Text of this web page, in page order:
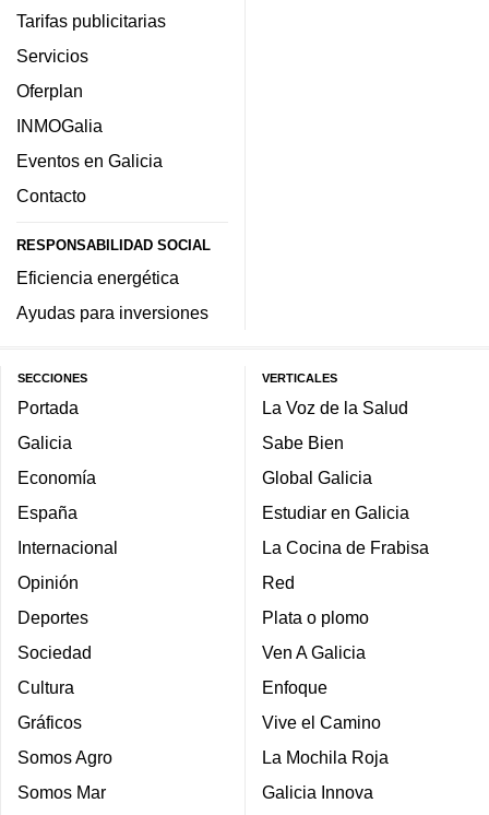
Tarifas publicitarias
Servicios
Oferplan
INMOGalia
Eventos en Galicia
Contacto
RESPONSABILIDAD SOCIAL
Eficiencia energética
Ayudas para inversiones
SECCIONES
Portada
Galicia
Economía
España
Internacional
Opinión
Deportes
Sociedad
Cultura
Gráficos
Somos Agro
Somos Mar
VERTICALES
La Voz de la Salud
Sabe Bien
Global Galicia
Estudiar en Galicia
La Cocina de Frabisa
Red
Plata o plomo
Ven A Galicia
Enfoque
Vive el Camino
La Mochila Roja
Galicia Innova